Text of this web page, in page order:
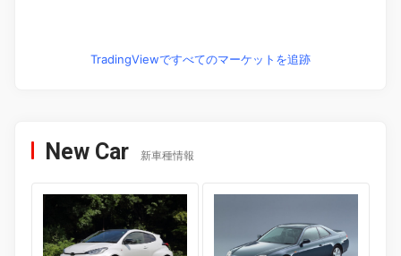
TradingViewですべてのマーケットを追跡
New Car 新車種情報